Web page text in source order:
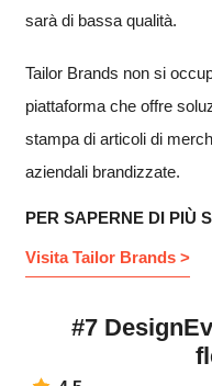
sarà di bassa qualità.
Tailor Brands non si
piattaforma che offre
stampa di articoli di
aziendali brandizzate.
PER SAPERNE DI PIÙ
Visita Tailor Brands >
#7